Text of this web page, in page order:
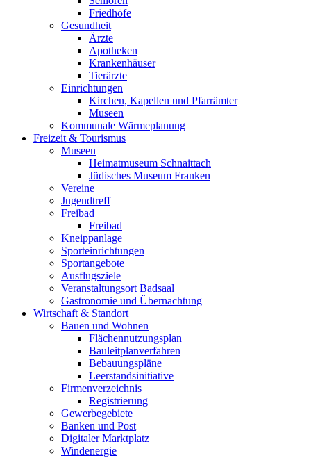
Friedhöfe
Gesundheit
Ärzte
Apotheken
Krankenhäuser
Tierärzte
Einrichtungen
Kirchen, Kapellen und Pfarrämter
Museen
Kommunale Wärmeplanung
Freizeit & Tourismus
Museen
Heimatmuseum Schnaittach
Jüdisches Museum Franken
Vereine
Jugendtreff
Freibad
Freibad
Kneippanlage
Sporteinrichtungen
Sportangebote
Ausflugsziele
Veranstaltungsort Badsaal
Gastronomie und Übernachtung
Wirtschaft & Standort
Bauen und Wohnen
Flächennutzungsplan
Bauleitplanverfahren
Bebauungspläne
Leerstandsinitiative
Firmenverzeichnis
Registrierung
Gewerbegebiete
Banken und Post
Digitaler Marktplatz
Windenergie